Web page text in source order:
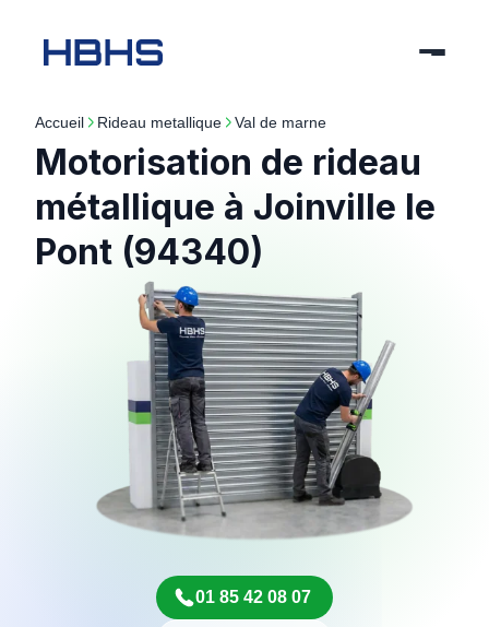
Accueil rideau metallique val de marne
Motorisation de rideau
métallique à Joinville le
Pont (94340)
01 85 42 08 07